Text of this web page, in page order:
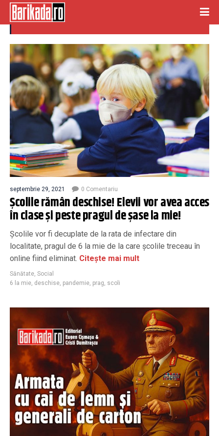
prag
septembrie 29, 2021 0 Comentariu
Școlile rămân deschise! Elevii vor avea acces
în clase și peste pragul de șase la mie!
Școlile vor fi decuplate de la rata de infectare din
localitate, pragul de 6 la mie de la care școlile treceau în
online fiind eliminat. Citește mai mult
Sănătate, Social
6 la mie, deschise, pandemie, prag, scoli